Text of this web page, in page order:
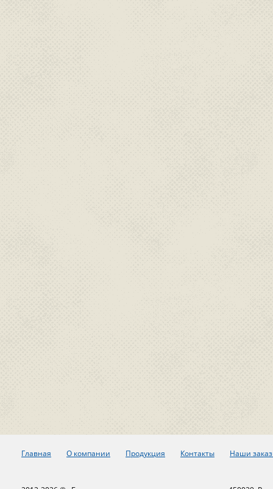
Главная О компании Продукция Контакты Наши